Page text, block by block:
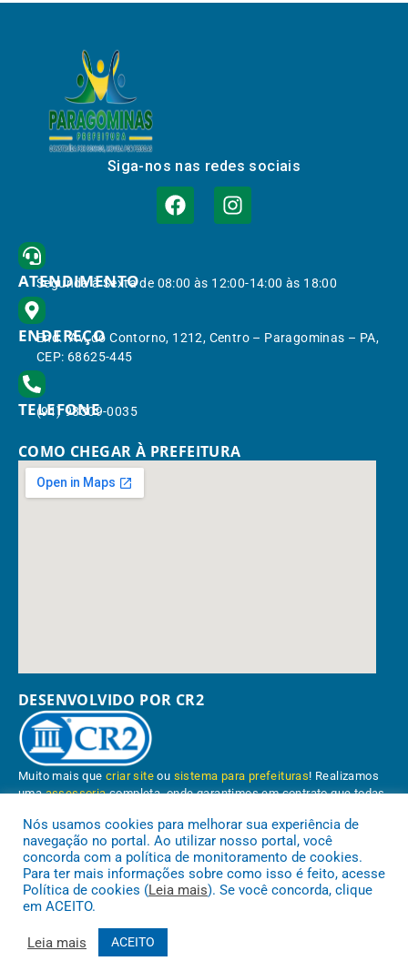
Siga-nos nas redes sociais
ATENDIMENTO
Segunda à Sexta de 08:00 às 12:00-14:00 às 18:00
ENDEREÇO
End.: Av. do Contorno, 1212, Centro – Paragominas – PA,
CEP: 68625-445
TELEFONE
(91) 98309-0035
COMO CHEGAR À PREFEITURA
DESENVOLVIDO POR CR2
Muito mais quecriar site ou sistema para prefeituras! Realizamos
umaassessoriacompleta, onde garantimos em contrato que todas
Conheça oPNTP e oRadar da Transparência Pública
Nós usamos cookies para melhorar sua experiência de
navegação no portal. Ao utilizar nosso portal, você
concorda com a política de monitoramento de cookies.
Para ter mais informações sobre como isso é feito, acesse
Política de cookies (Leia mais). Se você concorda, clique
em ACEITO.
Leia mais ACEITO